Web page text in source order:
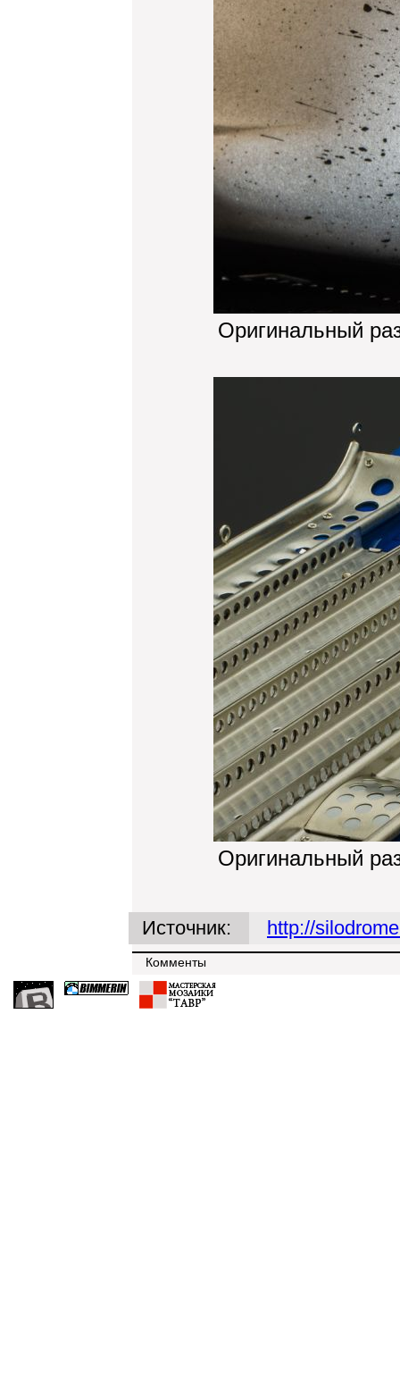
Оригинальный
Оригинальный
Источник: http://
Комменты